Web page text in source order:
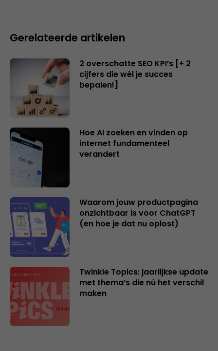
Gerelateerde artikelen
2 overschatte SEO KPI’s [+ 2
cijfers die wél je succes
bepalen!]
Hoe AI zoeken en vinden op
internet fundamenteel
verandert
Waarom jouw productpagina
onzichtbaar is voor ChatGPT
(en hoe je dat nu oplost)
Twinkle Topics: jaarlijkse update
met thema’s die nú het verschil
maken